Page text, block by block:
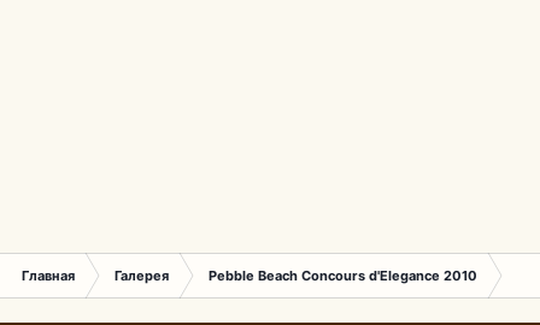
Главная Галерея Pebble Beach Concours d'Elegance 2010